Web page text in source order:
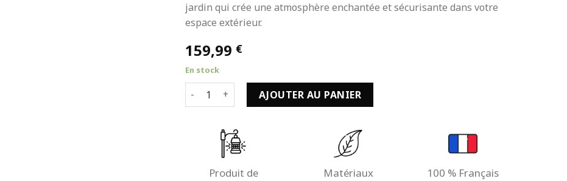
jardin qui crée une atmosphère enchantée et sécurisante dans votre
espace extérieur.
159,99 €
En stock
quantité de Lampadaire de jardin E27 220cm en Aluminium et 2 Lanternes Bronze
AJOUTER AU PANIER
Produit de
Matériaux
100 % Français